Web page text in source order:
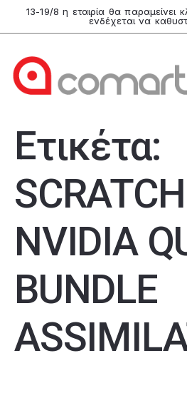
13-19/8 η εταιρία θα παραμείνει
ενδέχεται να
Ετικέτα:
NVIDIA
BUNDLE